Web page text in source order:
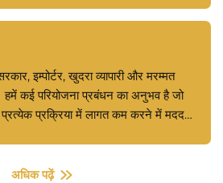
इम्पोर्टर, खुदरा व्यापारी और मरम्मत
हमें कई परियोजना प्रबंधन का अनुभव है जो
प्रत्येक प्रक्रिया में लागत कम करने में मदद
अधिक पढ़ें